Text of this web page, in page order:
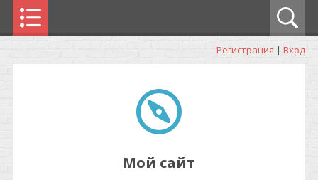
Регистрация | Вход
Мой сайт